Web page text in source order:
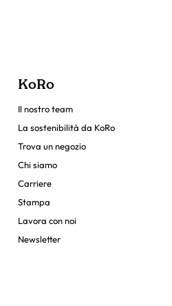
KoRo
Il nostro team
La sostenibilità da KoRo
Trova un negozio
Chi siamo
Carriere
Stampa
Lavora con noi
Newsletter